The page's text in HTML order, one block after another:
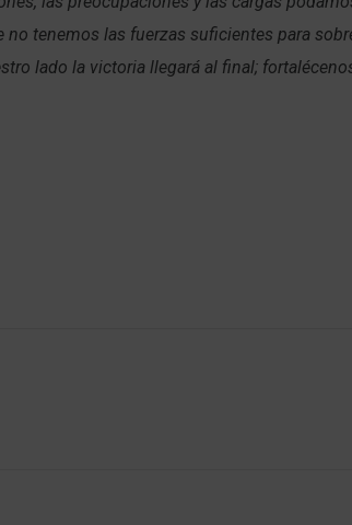
tenemos las fuerzas suficientes para
lado la victoria llegará al final;